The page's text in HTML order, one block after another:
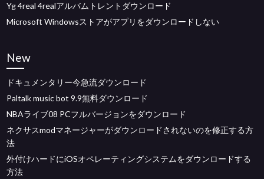
Yg 4real 4realアルバムトレントダウンロード
Microsoft Windowsストアがアプリをダウンロードしない
New
ドキュメンタリー今急流ダウンロード
Paltalk music bot 9.9無料ダウンロード
NBAライブ08 PCフルバージョンをダウンロード
ネクサスmodマネージャーがダウンロードされないのを修正する方
法
外付けハードにiOSオペレーティングシステムをダウンロードする
方法